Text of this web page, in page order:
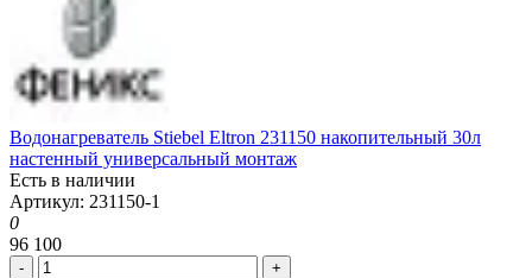
Водонагреватель Stiebel Eltron 231150 накопительный 30л
настенный универсальный монтаж
Есть в наличии
Артикул: 231150-1
0
96 100
- +